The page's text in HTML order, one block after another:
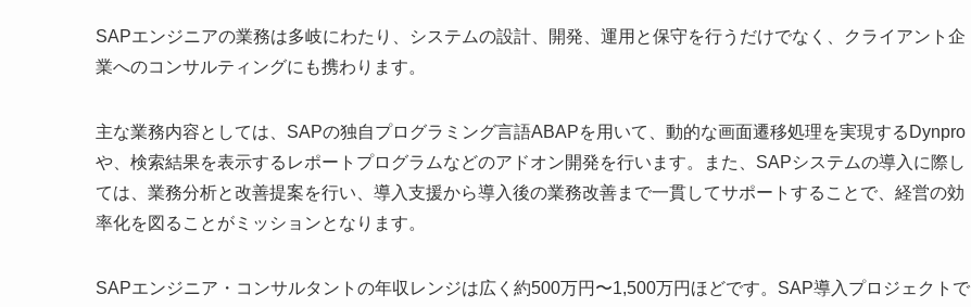
SAPエンジニアの業務は多岐にわたり、システムの設計、開発、運用と保守を行うだけでなく、クライアント企
業へのコンサルティングにも携わります。
主な業務内容としては、SAPの独自プログラミング言語ABAPを用いて、動的な画面遷移処理を実現するDynpro
や、検索結果を表示するレポートプログラムなどのアドオン開発を行います。また、SAPシステムの導入に際し
ては、業務分析と改善提案を行い、導入支援から導入後の業務改善まで一貫してサポートすることで、経営の効
率化を図ることがミッションとなります。
SAPエンジニア・コンサルタントの年収レンジは広く約500万円〜1,500万円ほどです。SAP導入プロジェクトで